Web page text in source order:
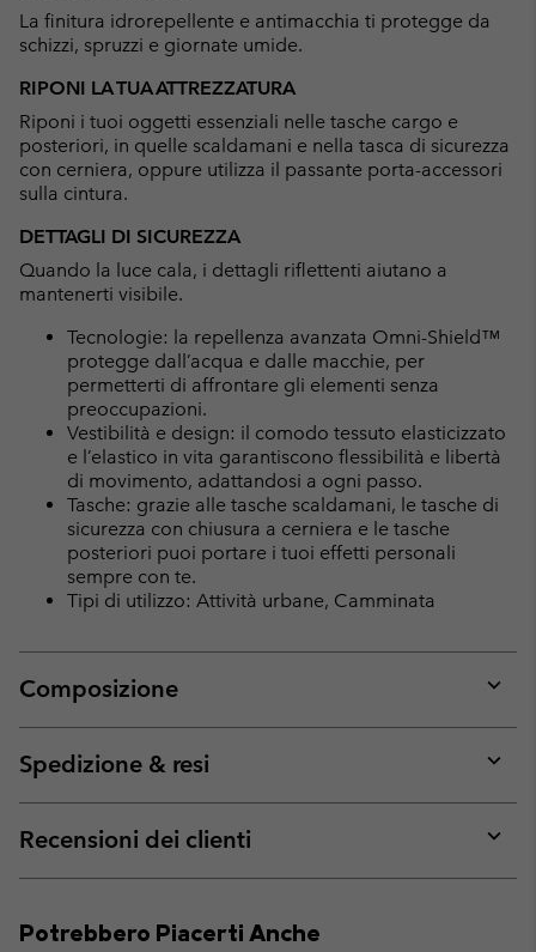
La finitura idrorepellente e antimacchia ti protegge da
schizzi, spruzzi e giornate umide.
RIPONI LA TUA ATTREZZATURA
Riponi i tuoi oggetti essenziali nelle tasche cargo e
posteriori, in quelle scaldamani e nella tasca di sicurezza
con cerniera, oppure utilizza il passante porta-accessori
sulla cintura.
DETTAGLI DI SICUREZZA
Quando la luce cala, i dettagli riflettenti aiutano a
mantenerti visibile.
Tecnologie: la repellenza avanzata Omni-Shield™
protegge dall’acqua e dalle macchie, per
permetterti di affrontare gli elementi senza
preoccupazioni.
Vestibilità e design: il comodo tessuto elasticizzato
e l’elastico in vita garantiscono flessibilità e libertà
di movimento, adattandosi a ogni passo.
Tasche: grazie alle tasche scaldamani, le tasche di
sicurezza con chiusura a cerniera e le tasche
posteriori puoi portare i tuoi effetti personali
sempre con te.
Tipi di utilizzo: Attività urbane, Camminata
Composizione
or
Spedizione & resi
or
Recensioni dei clienti
or
Potrebbero Piacerti Anche